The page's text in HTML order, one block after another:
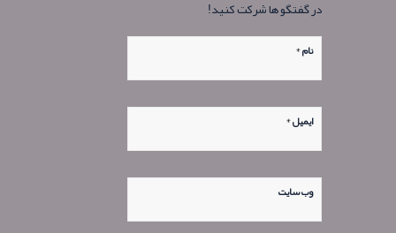
در گفتگو ها شرکت کنید!
نام*
ایمیل*
وب‌ سایت